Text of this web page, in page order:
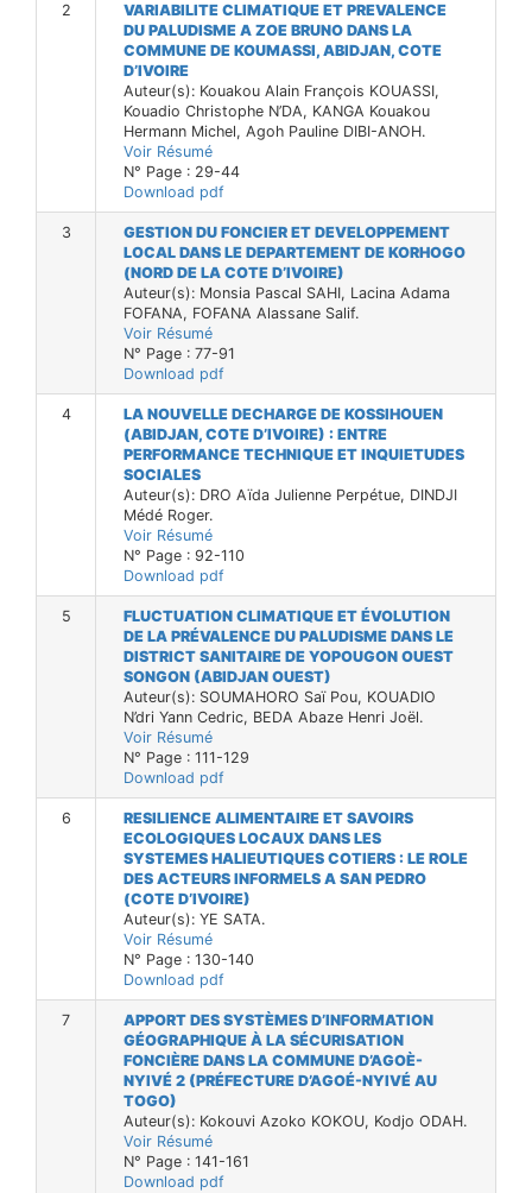
2
VARIABILITE CLIMATIQUE ET PREVALENCE
DU PALUDISME A ZOE BRUNO DANS LA
COMMUNE DE KOUMASSI, ABIDJAN, COTE
D’IVOIRE
Auteur(s): Kouakou Alain François KOUASSI,
Kouadio Christophe N’DA, KANGA Kouakou
Hermann Michel, Agoh Pauline DIBI-ANOH.
Voir Résumé
N° Page : 29-44
Download pdf
3
GESTION DU FONCIER ET DEVELOPPEMENT
LOCAL DANS LE DEPARTEMENT DE KORHOGO
(NORD DE LA COTE D’IVOIRE)
Auteur(s): Monsia Pascal SAHI, Lacina Adama
FOFANA, FOFANA Alassane Salif.
Voir Résumé
N° Page : 77-91
Download pdf
4
LA NOUVELLE DECHARGE DE KOSSIHOUEN
(ABIDJAN, COTE D’IVOIRE) : ENTRE
PERFORMANCE TECHNIQUE ET INQUIETUDES
SOCIALES
Auteur(s): DRO Aïda Julienne Perpétue, DINDJI
Médé Roger.
Voir Résumé
N° Page : 92-110
Download pdf
5
FLUCTUATION CLIMATIQUE ET ÉVOLUTION
DE LA PRÉVALENCE DU PALUDISME DANS LE
DISTRICT SANITAIRE DE YOPOUGON OUEST
SONGON (ABIDJAN OUEST)
Auteur(s): SOUMAHORO Saï Pou, KOUADIO
N’dri Yann Cedric, BEDA Abaze Henri Joël.
Voir Résumé
N° Page : 111-129
Download pdf
6
RESILIENCE ALIMENTAIRE ET SAVOIRS
ECOLOGIQUES LOCAUX DANS LES
SYSTEMES HALIEUTIQUES COTIERS : LE ROLE
DES ACTEURS INFORMELS A SAN PEDRO
(COTE D’IVOIRE)
Auteur(s): YE SATA.
Voir Résumé
N° Page : 130-140
Download pdf
7
APPORT DES SYSTÈMES D’INFORMATION
GÉOGRAPHIQUE À LA SÉCURISATION
FONCIÈRE DANS LA COMMUNE D’AGOÈ-
NYIVÉ 2 (PRÉFECTURE D’AGOÉ-NYIVÉ AU
TOGO)
Auteur(s): Kokouvi Azoko KOKOU, Kodjo ODAH.
Voir Résumé
N° Page : 141-161
Download pdf